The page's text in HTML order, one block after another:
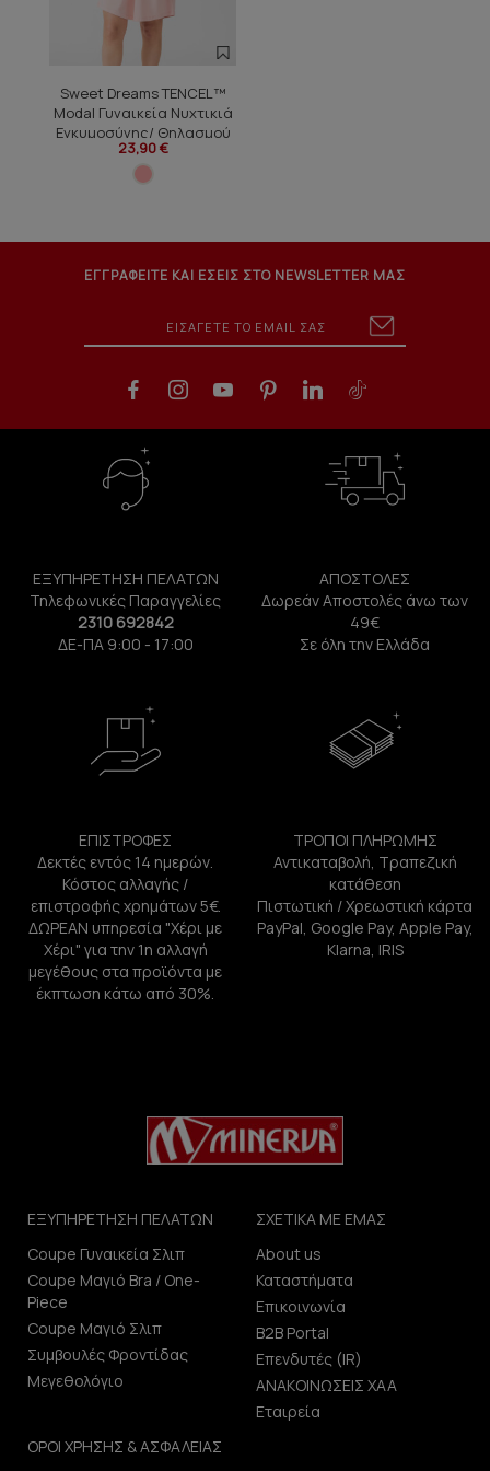
Sweet Dreams TENCEL™
Modal Γυναικεία Νυχτικιά
Εγκυμοσύνης/ Θηλασμού
23,90 €
ΕΓΓΡΑΦΕΙΤΕ ΚΑΙ ΕΣΕΙΣ ΣΤΟ NEWSLETTER ΜΑΣ
ΕΞΥΠΗΡΕΤΗΣΗ ΠΕΛΑΤΩΝ
Τηλεφωνικές Παραγγελίες
2310 692842
ΔΕ-ΠΑ 9:00 - 17:00
ΑΠΟΣΤΟΛΕΣ
Δωρεάν Αποστολές άνω των
49€
Σε όλη την Ελλάδα
ΕΠΙΣΤΡΟΦΕΣ
Δεκτές εντός 14 ημερών.
Κόστος αλλαγής /
επιστροφής χρημάτων 5€.
ΔΩΡΕΑΝ υπηρεσία "Χέρι με
Χέρι" για την 1η αλλαγή
μεγέθους στα προϊόντα με
έκπτωση κάτω από 30%.
ΤΡΟΠΟΙ ΠΛΗΡΩΜΗΣ
Αντικαταβολή, Τραπεζική
κατάθεση
Πιστωτική / Χρεωστική κάρτα
PayPal, Google Pay, Apple Pay,
Klarna, IRIS
ΕΞΥΠΗΡΕΤΗΣΗ ΠΕΛΑΤΩΝ
Coupe Γυναικεία Σλιπ
Coupe Μαγιό Bra / One-
Piece
Coupe Μαγιό Σλιπ
Συμβουλές Φροντίδας
Μεγεθολόγιο
ΣΧΕΤΙΚΑ ΜΕ ΕΜΑΣ
About us
Καταστήματα
Επικοινωνία
B2B Portal
Επενδυτές (IR)
ΑΝΑΚΟΙΝΩΣΕΙΣ ΧΑΑ
Εταιρεία
ΟΡΟΙ ΧΡΗΣΗΣ & ΑΣΦΑΛΕΙΑΣ